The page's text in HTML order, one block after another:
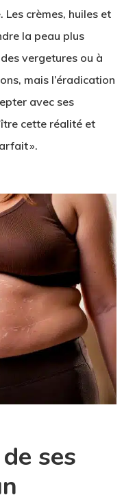
crèmes, huiles et
la peau plus
vergetures ou à
mais l’éradication
avec ses
cette réalité et
».
ses